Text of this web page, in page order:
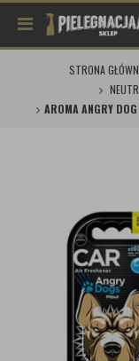
STRONA
AROMA ANGRY